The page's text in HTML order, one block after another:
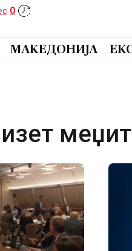
0
МАКЕДОНИЈА
изет